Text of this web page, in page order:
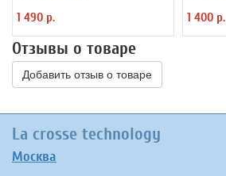
1 490 р. 1 400 р.
Отзывы о товаре
Добавить отзыв о товаре
La crosse technology
Москва